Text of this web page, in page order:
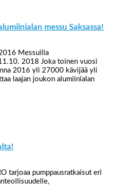
messu Saksassa!
Messuilla
2018 Joka toinen vuosi
2016 yli 27000 kävijää yli
laajan joukon alumiinialan
tarjoaa pumppausratkaisut eri